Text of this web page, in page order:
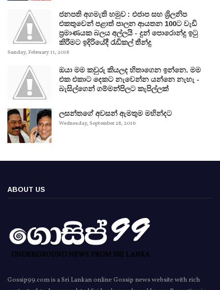
ජනපති අගමැති හමුව : එජාප සහ ශ්‍රිලනිප
එකතුවෙන් පළාත් පාලන ආයතන 100ට වැඩි
ප්‍රමාණයක බලය අල්ලයි - දුන් පොරොන්දු ඉටු
කිරීමට ඉදිරියේදී රැඩිකල් තීන්දු
Sunday, February 11, 2018
ඔයා මම කවුරු කියලද හිතාගෙන ඉන්නෙ. මම
එක එකාට දෙකට නැවෙන්න යන්නෙ නැහැ -
බැසිල්ගෙන් ගම්මන්පිලට කැපිල්ලක්
ලසන්තගේ අවසන් ඇමතුම මහින්දට
Wednesday, September 28, 2016
ABOUT US
Gossip99.com is a Sri Lankan online Gossip news website with rich